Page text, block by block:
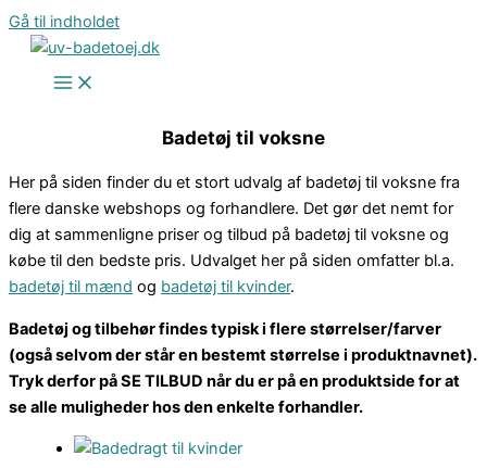
Gå til indholdet
Badetøj til voksne
Her på siden finder du et stort udvalg af badetøj til voksne fra
flere danske webshops og forhandlere. Det gør det nemt for
dig at sammenligne priser og tilbud på badetøj til voksne og
købe til den bedste pris. Udvalget her på siden omfatter bl.a.
badetøj til mænd og badetøj til kvinder.
Badetøj og tilbehør findes typisk i flere størrelser/farver
(også selvom der står en bestemt størrelse i produktnavnet).
Tryk derfor på SE TILBUD når du er på en produktside for at
se alle muligheder hos den enkelte forhandler.